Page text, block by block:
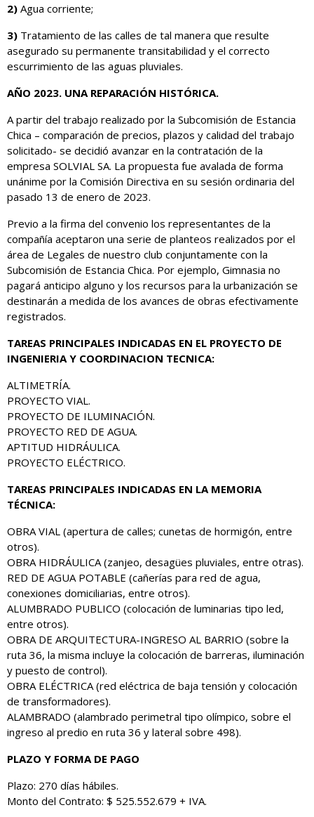
2) Agua corriente;
3) Tratamiento de las calles de tal manera que resulte
asegurado su permanente transitabilidad y el correcto
escurrimiento de las aguas pluviales.
AÑO 2023. UNA REPARACIÓN HISTÓRICA.
A partir del trabajo realizado por la Subcomisión de Estancia
Chica – comparación de precios, plazos y calidad del trabajo
solicitado- se decidió avanzar en la contratación de la
empresa SOLVIAL SA. La propuesta fue avalada de forma
unánime por la Comisión Directiva en su sesión ordinaria del
pasado 13 de enero de 2023.
Previo a la firma del convenio los representantes de la
compañía aceptaron una serie de planteos realizados por el
área de Legales de nuestro club conjuntamente con la
Subcomisión de Estancia Chica. Por ejemplo, Gimnasia no
pagará anticipo alguno y los recursos para la urbanización se
destinarán a medida de los avances de obras efectivamente
registrados.
TAREAS PRINCIPALES INDICADAS EN EL PROYECTO DE
INGENIERIA Y COORDINACION TECNICA:
ALTIMETRÍA.
PROYECTO VIAL.
PROYECTO DE ILUMINACIÓN.
PROYECTO RED DE AGUA.
APTITUD HIDRÁULICA.
PROYECTO ELÉCTRICO.
TAREAS PRINCIPALES INDICADAS EN LA MEMORIA
TÉCNICA:
OBRA VIAL (apertura de calles; cunetas de hormigón, entre
otros).
OBRA HIDRÁULICA (zanjeo, desagües pluviales, entre otras).
RED DE AGUA POTABLE (cañerías para red de agua,
conexiones domiciliarias, entre otros).
ALUMBRADO PUBLICO (colocación de luminarias tipo led,
entre otros).
OBRA DE ARQUITECTURA-INGRESO AL BARRIO (sobre la
ruta 36, la misma incluye la colocación de barreras, iluminación
y puesto de control).
OBRA ELÉCTRICA (red eléctrica de baja tensión y colocación
de transformadores).
ALAMBRADO (alambrado perimetral tipo olímpico, sobre el
ingreso al predio en ruta 36 y lateral sobre 498).
PLAZO Y FORMA DE PAGO
Plazo: 270 días hábiles.
Monto del Contrato: $ 525.552.679 + IVA.